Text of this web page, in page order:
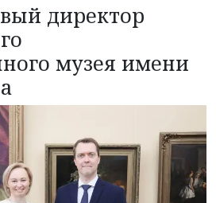
директор
музея имени